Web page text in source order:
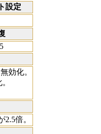
設定
効化。
倍。